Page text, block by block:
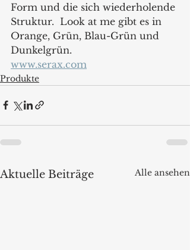
Form und die sich wiederholende
Struktur.  Look at me gibt es in
Orange, Grün, Blau-Grün und
Dunkelgrün.
www.serax.com
Produkte
Aktuelle Beiträge Alle ansehen